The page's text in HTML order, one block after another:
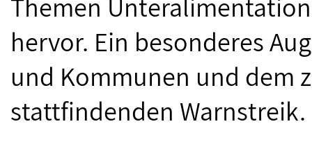
Themen
hervor. Ein besonderes
und Kommunen und dem
stattfindenden Warnstreik.